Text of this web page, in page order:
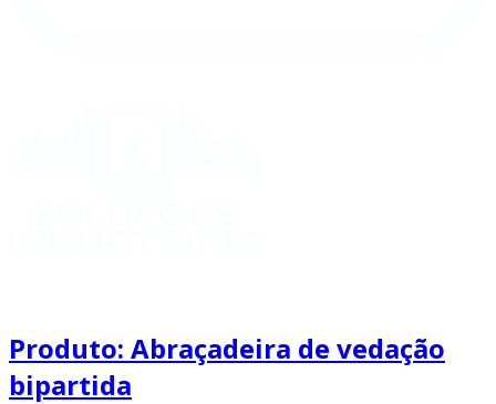
Produto: Abraçadeira de vedação
bipartida